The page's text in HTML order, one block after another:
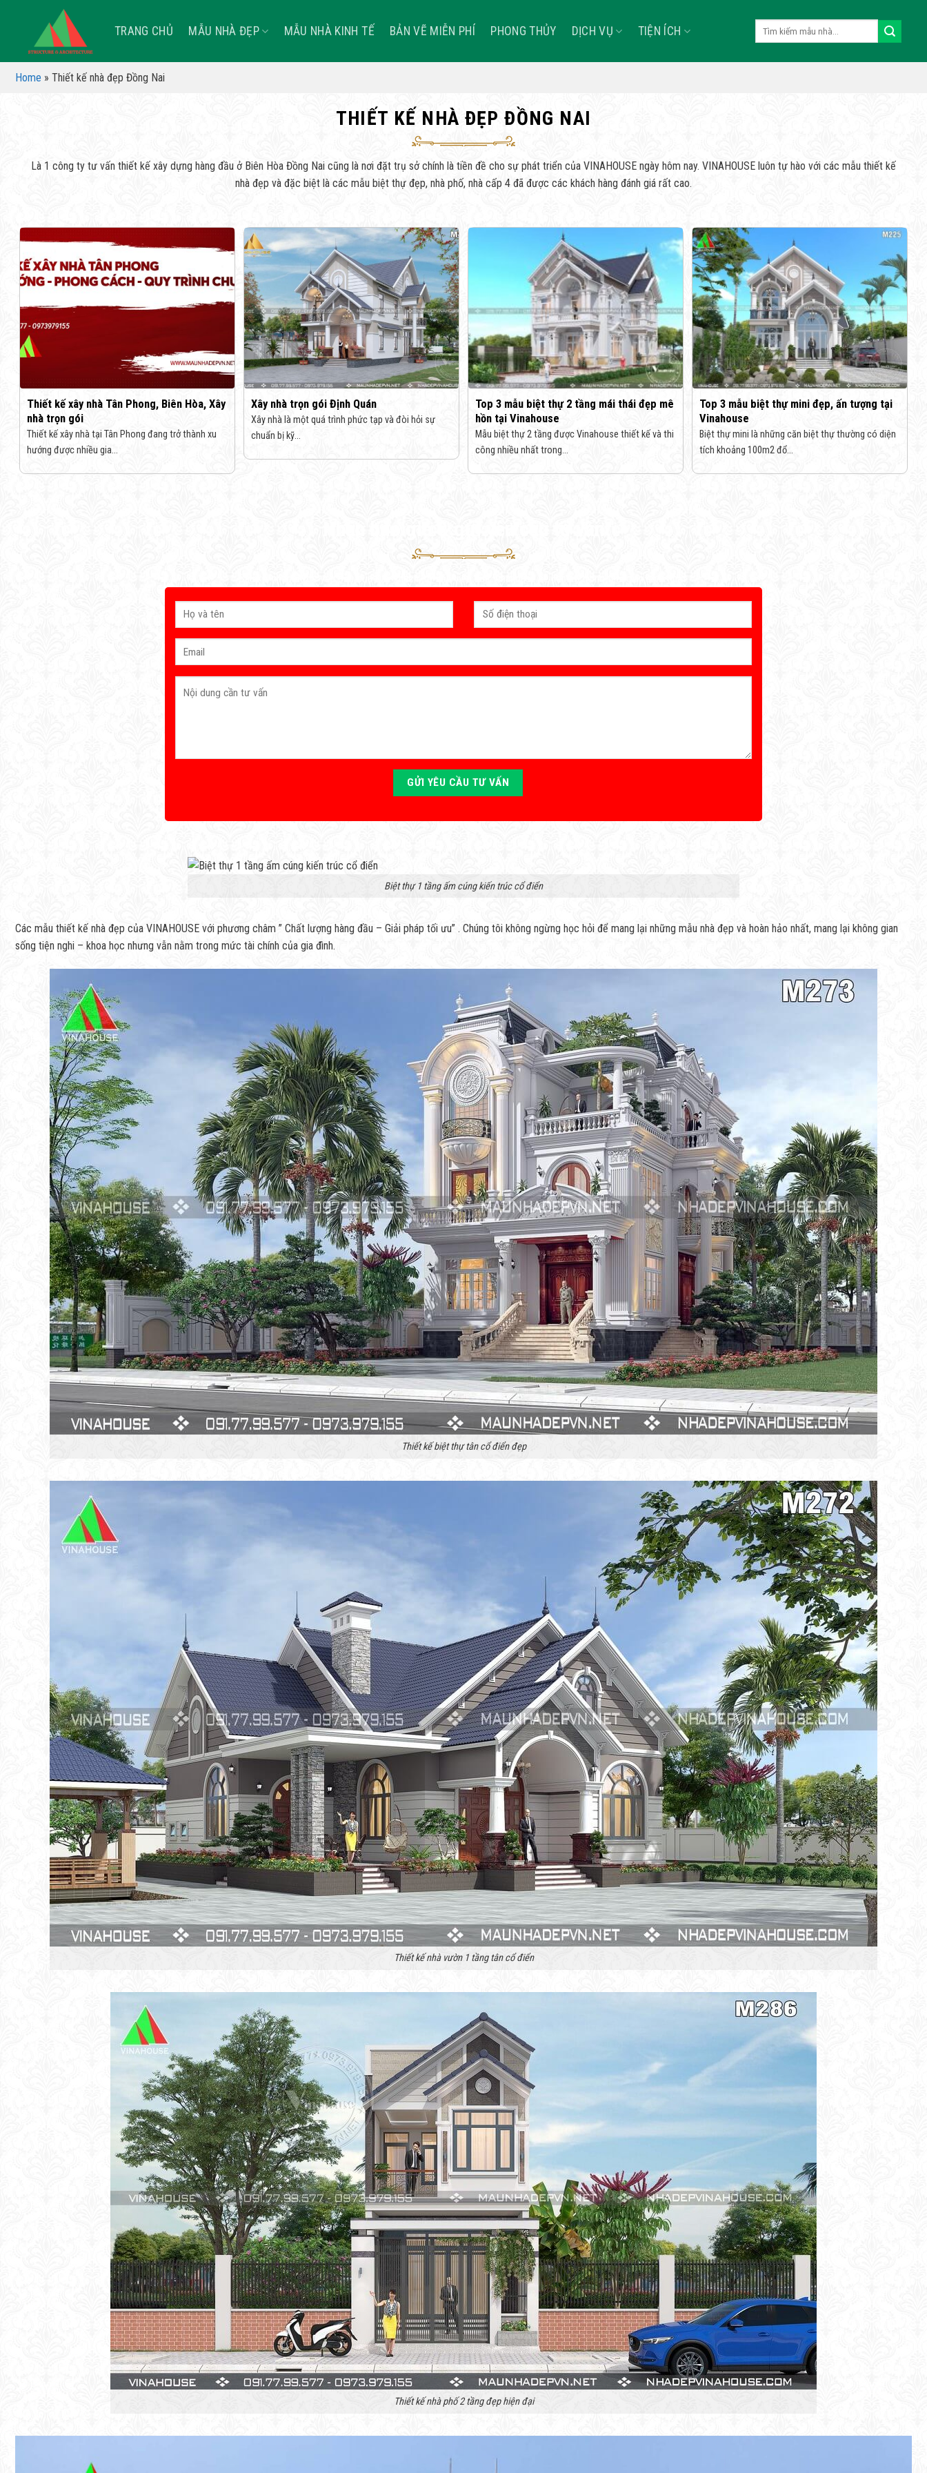
TRANG CHỦ MẪU NHÀ ĐẸP MẪU NHÀ KINH TẾ BẢN VẼ MIỄN PHÍ PHONG THỦY DỊCH VỤ TIỆN ÍCH
Home » Thiết kế nhà đẹp Đồng Nai
THIẾT KẾ NHÀ ĐẸP ĐỒNG NAI
Là 1 công ty tư vấn thiết kế xây dựng hàng đầu ở Biên Hòa Đồng Nai cũng là nơi đặt trụ sở chính là tiền đề cho sự phát triển của VINAHOUSE ngày hôm nay. VINAHOUSE luôn tự hào với các mẫu thiết kế
nhà đẹp và đặc biệt là các mẫu biệt thự đẹp, nhà phố, nhà cấp 4 đã được các khách hàng đánh giá rất cao.
Thiết kế xây nhà Tân Phong, Biên Hòa, Xây
nhà trọn gói
Thiết kế xây nhà tại Tân Phong đang trở thành xu
hướng được nhiều gia...
Xây nhà trọn gói Định Quán
Xây nhà là một quá trình phức tạp và đòi hỏi sự
chuẩn bị kỹ...
Top 3 mẫu biệt thự 2 tầng mái thái đẹp mê
hồn tại Vinahouse
Mẫu biệt thự 2 tầng được Vinahouse thiết kế và thi
công nhiều nhất trong...
Top 3 mẫu biệt thự mini đẹp, ấn tượng tại
Vinahouse
Biệt thự mini là những căn biệt thự thường có diện
tích khoảng 100m2 đổ...
Biệt thự 1 tầng ấm cúng kiến trúc cổ điển
Các mẫu thiết kế nhà đẹp của VINAHOUSE với phương châm ” Chất lượng hàng đầu – Giải pháp tối ưu” . Chúng tôi không ngừng học hỏi để mang lại những mẫu nhà đẹp và hoàn hảo nhất, mang lại không gian
sống tiện nghi – khoa học nhưng vẫn nằm trong mức tài chính của gia đình.
Thiết kế biệt thự tân cổ điển đẹp
Thiết kế nhà vườn 1 tầng tân cổ điển
Thiết kế nhà phố 2 tầng đẹp hiện đại